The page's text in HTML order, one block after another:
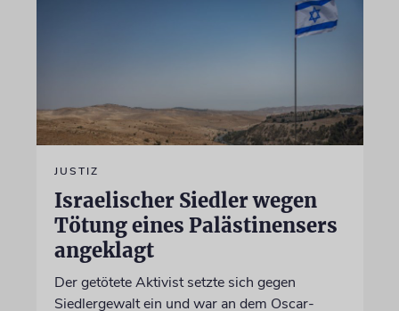
JUSTIZ
Israelischer Siedler wegen
Tötung eines Palästinensers
angeklagt
Der getötete Aktivist setzte sich gegen
Siedlergewalt ein und war an dem Oscar-